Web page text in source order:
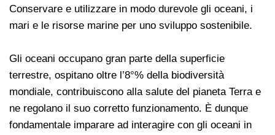
Conservare e utilizzare in modo durevole gli oceani, i
mari e le risorse marine per uno sviluppo sostenibile.
Gli oceani occupano gran parte della superficie
terrestre, ospitano oltre l’8°% della biodiversità
mondiale, contribuiscono alla salute del pianeta Terra e
ne regolano il suo corretto funzionamento. È dunque
fondamentale imparare ad interagire con gli oceani in